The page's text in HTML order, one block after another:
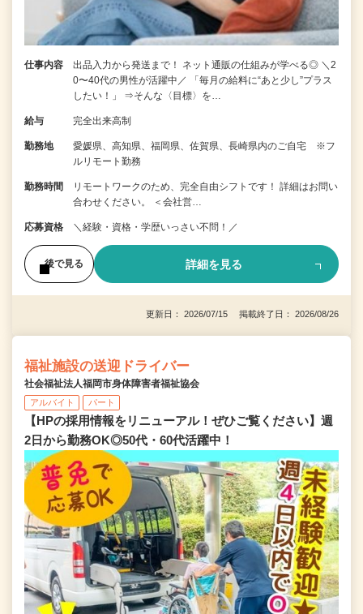
仕事内容
出品入力から発送まで！ ネット通販の仕組みが学べる◎ ＼2
0〜40代の男性が活躍中／ 「毎月の給料に“あと少し”プラス
したい！」 ⇒そんな〈目標〉を…
給与 完全出来高制
勤務地
愛媛県、高知県、福岡県、佐賀県、長崎県内のご自宅 ※フ
ルリモート勤務
勤務時間
リモートワークのため、完全自由シフトです！ 詳細はお問い
合わせください。 ＜会社営…
応募資格 ＼経験・資格・学歴いっさい不問！／
後で見る 詳細を見る
更新日： 2026/07/15 掲載終了日： 2026/08/26
福祉施設の送迎ドライバー
社会福祉法人福岡市身体障害者福祉協会
アルバイト パート
【HPの採用情報をリニューアル！ぜひご覧ください】週
2日から勤務OK◎50代・60代活躍中！